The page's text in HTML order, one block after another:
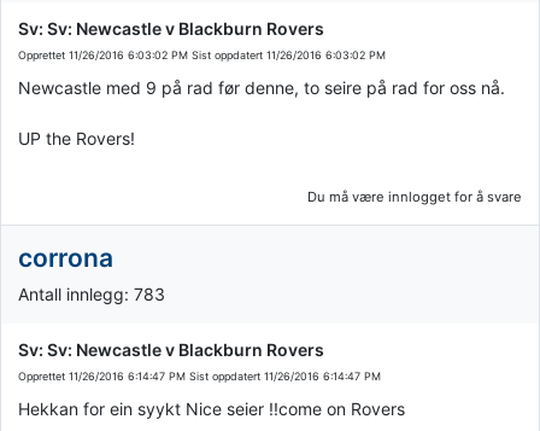
Sv: Sv: Newcastle v Blackburn Rovers
Opprettet 11/26/2016 6:03:02 PM Sist oppdatert 11/26/2016 6:03:02 PM
Newcastle med 9 på rad før denne, to seire på rad for oss nå.
UP the Rovers!
Du må være innlogget for å svare
corrona
Antall innlegg: 783
Sv: Sv: Newcastle v Blackburn Rovers
Opprettet 11/26/2016 6:14:47 PM Sist oppdatert 11/26/2016 6:14:47 PM
Hekkan for ein syykt Nice seier !!come on Rovers